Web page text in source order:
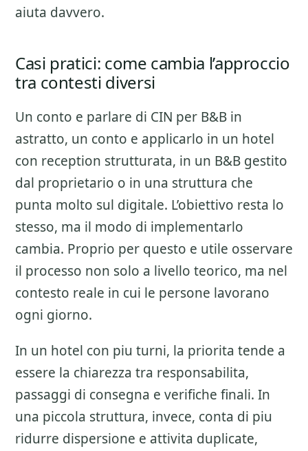
aiuta davvero.
Casi pratici: come cambia l’approccio
tra contesti diversi
Un conto e parlare di CIN per B&B in
astratto, un conto e applicarlo in un hotel
con reception strutturata, in un B&B gestito
dal proprietario o in una struttura che
punta molto sul digitale. L’obiettivo resta lo
stesso, ma il modo di implementarlo
cambia. Proprio per questo e utile osservare
il processo non solo a livello teorico, ma nel
contesto reale in cui le persone lavorano
ogni giorno.
In un hotel con piu turni, la priorita tende a
essere la chiarezza tra responsabilita,
passaggi di consegna e verifiche finali. In
una piccola struttura, invece, conta di piu
ridurre dispersione e attivita duplicate,